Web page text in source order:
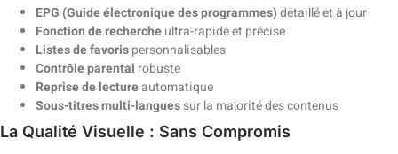
EPG (Guide électronique des programmes)détaillé et à jour
Fonction de rechercheultra-rapide et précise
Listes de favorispersonnalisables
Contrôle parental robuste
Reprise de lectureautomatique
Sous-titres multi-languessur la majorité des contenus
La Qualité Visuelle : Sans Compromis